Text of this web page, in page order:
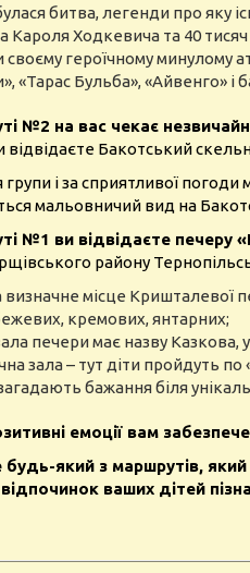
битва, легенди про яку
Кароля Ходкевича та 40
своєму героїчному минулому
«Тарас Бульба», «Айвенго» і
№2 на вас чекає
відвідаєте Бакотський
і за сприятливої
мальовничий вид на
№1 ви відвідаєте печеру
району
визначне місце Кришталевої
кремових, янтарних;
печери має назву Казкова,
зала – тут діти пройдуть
бажання біля
емоції вам
який з маршрутів,
ваших дітей